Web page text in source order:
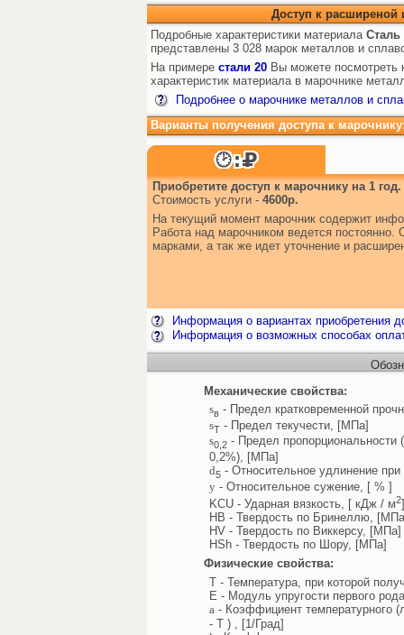
Доступ к
Подробные характеристики материала Сталь
представлены 3 028 марок металлов и
На примере стали 20 Вы можете посмотреть
характеристик материала в марочнике
Подробнее о марочнике металлов и
Варианты получения доступа к
Приобретите доступ к марочнику на 1 год.
Стоимость услуги - 4600р.
На текущий момент марочник содержит
Работа над марочником ведется постоянно.
марками, а так же идет уточнение и
Информация о вариантах приобретения
Информация о возможных способах
Механические свойства:
sв - Предел кратковременной
sТ- Предел текучести, [МПа]
s0,2- Предел пропорциональности
0,2%), [МПа]
d5- Относительное удлинение
y- Относительное сужение, [ % ]
KCU - Ударная вязкость, [ кДж / м2]
HB - Твердость по Бринеллю,
HV - Твердость по Виккерсу, [МПа]
HSh - Твердость по Шору, [МПа]
Физические свойства:
T - Температура, при которой
E - Модуль упругости первого
a- Коэффициент температурного
- T ) , [1/Град]